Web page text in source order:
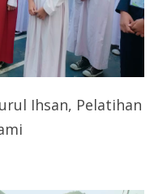
Ihsan, Pelatihan